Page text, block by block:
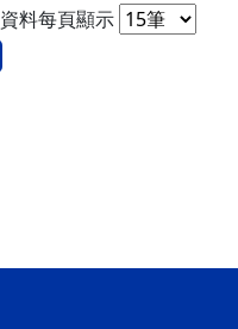
資料每頁顯示